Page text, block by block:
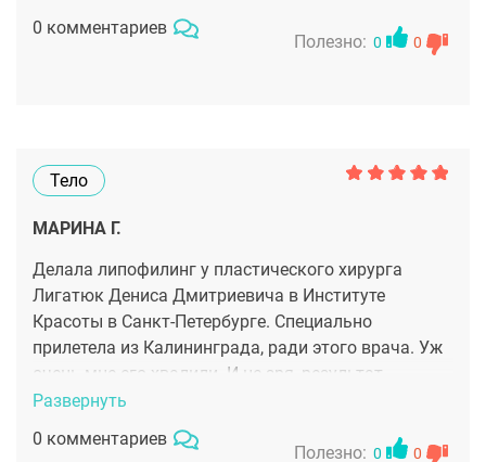
пополнила ряды его верных пациенток.
0 комментариев
Полезно: 0 0
Тело
МАРИНА Г.
Делала липофилинг у пластического хирурга
Лигатюк Дениса Дмитриевича в Институте
Красоты в Санкт-Петербурге. Специально
прилетела из Калининграда, ради этого врача. Уж
очень мне его хвалили. И не зря, результат
великолепен. И главное никакого инородного
материала - только собственные жировые ткани.
Просто отлично.
Развернуть
0 комментариев
Полезно: 0 0